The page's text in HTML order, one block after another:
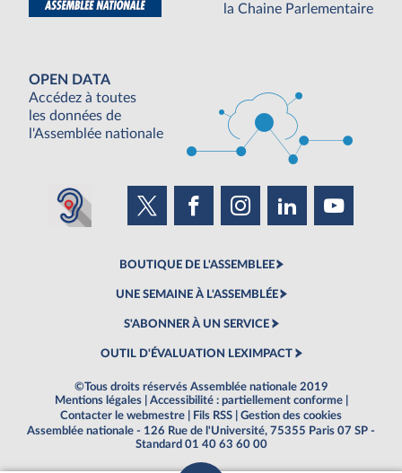
la Chaine Parlementaire
OPEN DATA
Accédez à toutes
les données de
l'Assemblée nationale
BOUTIQUE DE L'ASSEMBLEE
UNE SEMAINE À L'ASSEMBLÉE
S'ABONNER À UN SERVICE
OUTIL D'ÉVALUATION LEXIMPACT
©Tous droits réservés Assemblée nationale 2019
Mentions légales
Accessibilité : partiellement conforme
Contacter le webmestre
Fils RSS
Gestion des cookies
Assemblée nationale - 126 Rue de l'Université, 75355 Paris 07 SP -
Standard 01 40 63 60 00